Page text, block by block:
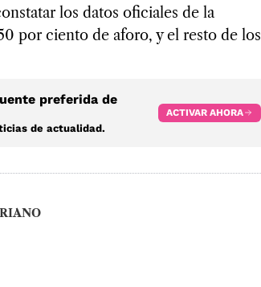
los datos oficiales de la
por ciento de aforo, y el resto de los
preferida de
de actualidad.
ACTIVAR AHORA